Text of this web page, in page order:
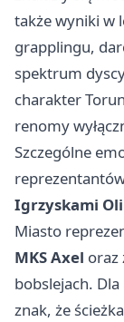
także wyniki w
grapplingu,
spektrum
charakter
renomy
Szczególne
Igrzyskami
Miasto
MKS Axel oraz
bobslejach.
znak, że